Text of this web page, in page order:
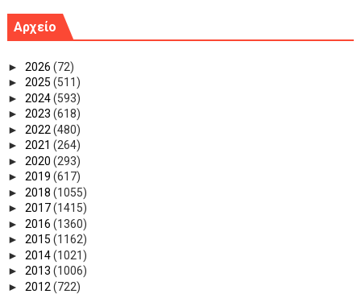
Αρχείο
► 2026 (72)
► 2025 (511)
► 2024(593)
► 2023 (618)
► 2022 (480)
► 2021 (264)
► 2020 (293)
► 2019 (617)
► 2018 (1055)
► 2017(1415)
► 2016 (1360)
► 2015 (1162)
► 2014(1021)
► 2013 (1006)
► 2012 (722)